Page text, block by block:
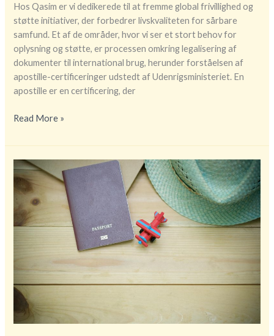
Hos Qasim er vi dedikerede til at fremme global frivillighed og
støtte initiativer, der forbedrer livskvaliteten for sårbare
samfund. Et af de områder, hvor vi ser et stort behov for
oplysning og støtte, er processen omkring legalisering af
dokumenter til international brug, herunder forståelsen af
apostille-certificeringer udstedt af Udenrigsministeriet. En
apostille er en certificering, der
Få
på
dine
dokumenter
Read More »